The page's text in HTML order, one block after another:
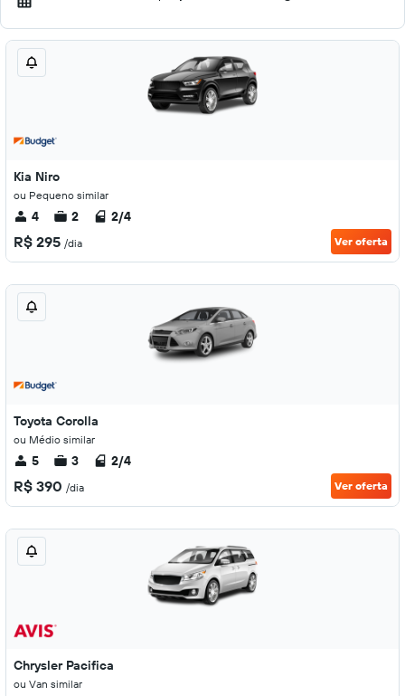
Kia Niro
ou Pequeno similar
4 2 2/4
R$ 295 /dia Ver oferta
Toyota Corolla
ou Médio similar
5 3 2/4
R$ 390 /dia Ver oferta
Chrysler Pacifica
ou Van similar